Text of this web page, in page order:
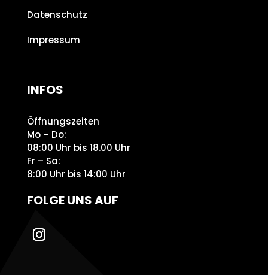
Datenschutz
Impressum
INFOS
Öffnungszeiten
Mo – Do:
08:00 Uhr bis 18.00 Uhr
Fr – Sa:
8:00 Uhr bis 14:00 Uhr
FOLGE UNS AUF